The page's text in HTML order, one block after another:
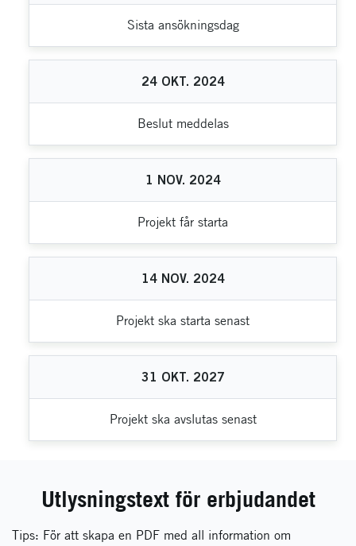
Sista ansökningsdag
24 OKT. 2024
Beslut meddelas
1 NOV. 2024
Projekt får starta
14 NOV. 2024
Projekt ska starta senast
31 OKT. 2027
Projekt ska avslutas senast
Utlysningstext för erbjudandet
Tips: För att skapa en PDF med all information om